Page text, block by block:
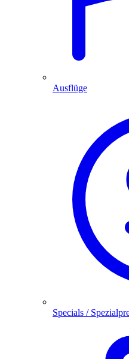
Ausflüge
Specials /